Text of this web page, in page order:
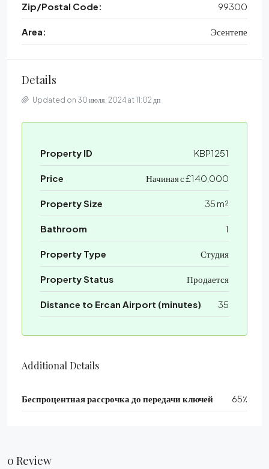
Zip/Postal Code: 99300
Area: Эсентепе
Details
Updated on 30 июля, 2024 at 11:02 дп
Property ID KBP1251
Price Начиная с£140,000
Property Size 35 m²
Bathroom 1
Property Type Студия
Property Status Продается
Distance to Ercan Airport (minutes) 35
Additional Details
Беспроцентная рассрочка до передачи ключей 65٪
0 Review